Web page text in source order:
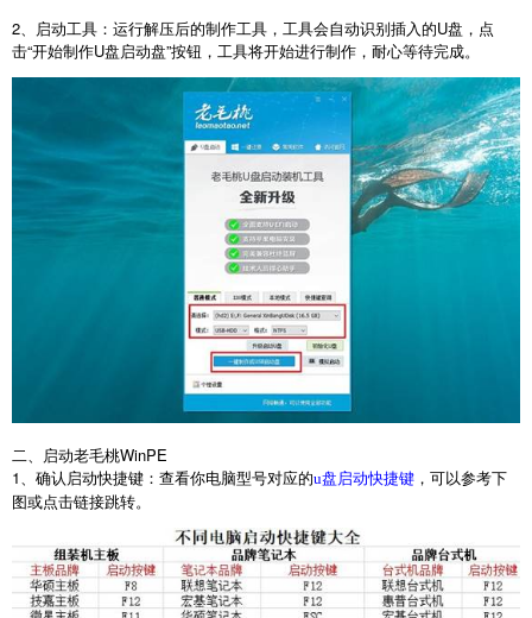
2、启动工具：运行解压后的制作工具，工具会自动识别插入的U盘，点
击“开始制作U盘启动盘”按钮，工具将开始进行制作，耐心等待完成。
二、启动老毛桃WinPE
1、确认启动快捷键：查看你电脑型号对应的u盘启动快捷键 ，可以参考下
图或点击链接跳转。